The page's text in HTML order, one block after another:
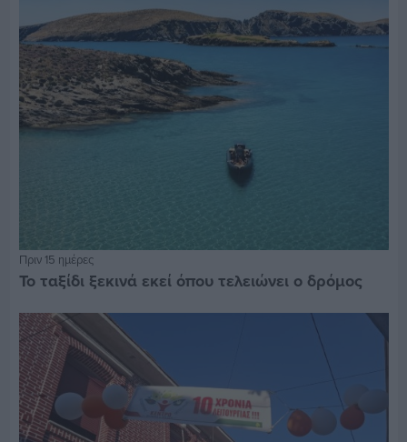
Πριν 15 ημέρες
Το ταξίδι ξεκινά εκεί όπου τελειώνει ο δρόμος